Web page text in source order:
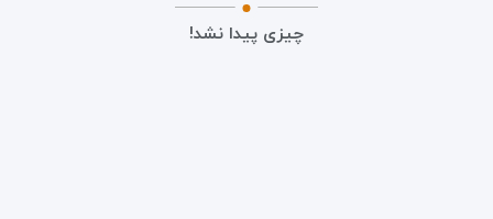
چیزی پیدا نشد!